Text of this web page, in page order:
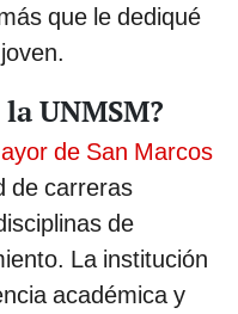
que le dediqué
UNMSM?
de San Marcos
de carreras
de
La institución
académica y